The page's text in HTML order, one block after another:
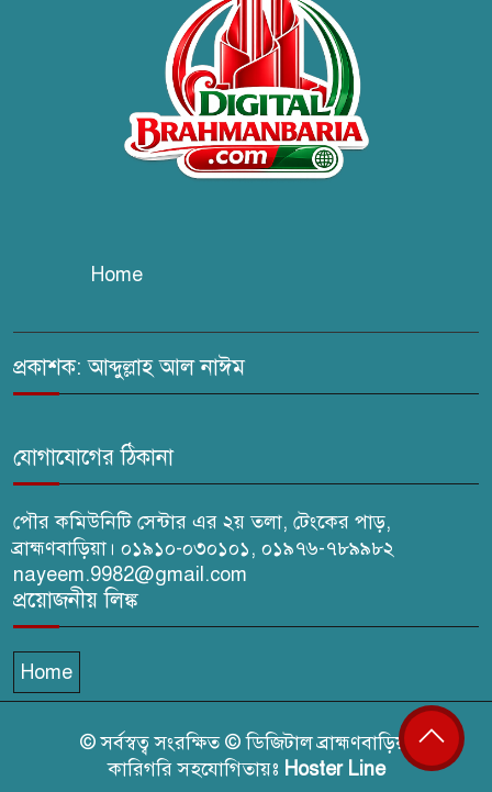
বিতরণ।
কবি জয়দুল হোসেনের
‘পাখপাখালির মিলনমেলা’ গ্রন্থের
প্রকাশনা উৎসব
চুরির দায়ে সুলতানপুরের বোরহান
ঢেউ’র আহবায়ক সোহেল সদস্য
Home
প্রকাশক: আব্দুল্লাহ আল নাঈম
যোগাযোগের ঠিকানা
পৌর কমিউনিটি সেন্টার এর ২য় তলা, টেংকের পাড়,
ব্রাহ্মণবাড়িয়া। ০১৯১০-০৩০১০১, ০১৯৭৬-৭৮৯৯৮২
nayeem.9982@gmail.com
প্রয়োজনীয় লিঙ্ক
Home
© সর্বস্বত্ব সংরক্ষিত © ডিজিটাল ব্রাহ্মণবাড়িয়া
কারিগরি সহযোগিতায়ঃ Hoster Line